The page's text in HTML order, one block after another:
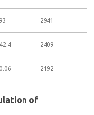
2941
2409
2192
of